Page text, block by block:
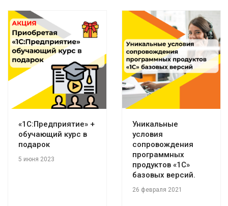
«1С:Предприятие» +
обучающий курс в
подарок
5 июня 2023
Уникальные
условия
сопровождения
программных
продуктов «1С»
базовых версий.
26 февраля 2021